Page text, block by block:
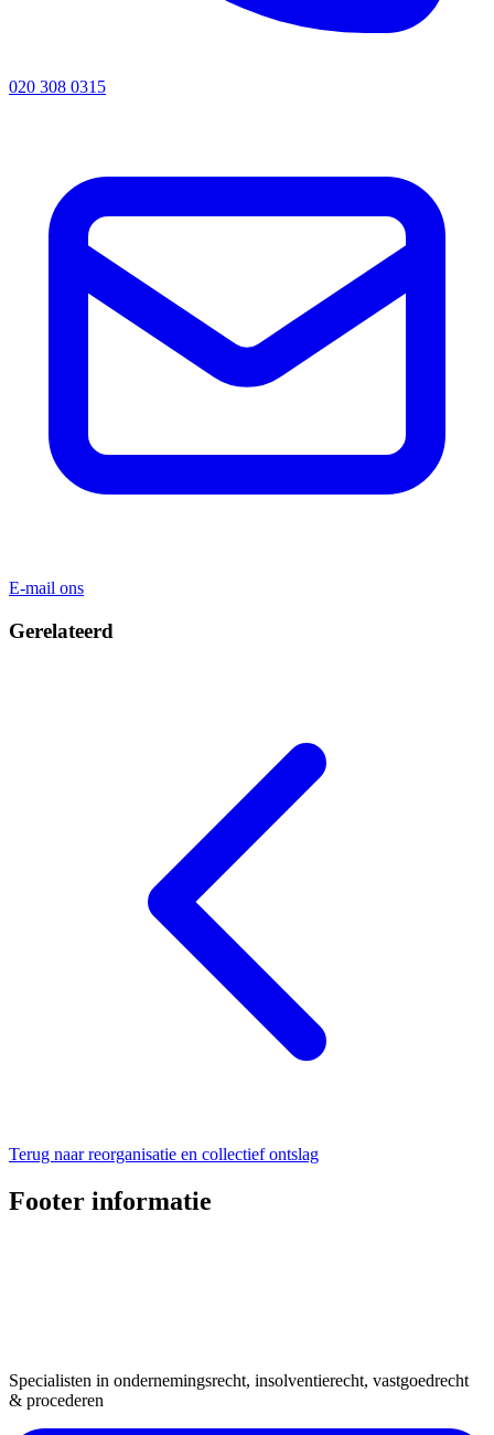
020 308 0315
E-mail ons
Gerelateerd
Terug naar reorganisatie en collectief ontslag
Footer informatie
Specialisten in ondernemingsrecht, insolventierecht, vastgoedrecht
& procederen